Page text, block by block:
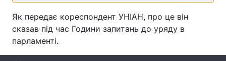
Цікавинки Погода
Екологія Регіони
Як передає кореспондент УНІАН, про це він
сказав під час Години запитань до уряду в
парламенті.